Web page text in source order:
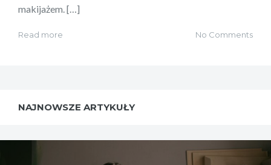
makijażem. […]
Read more No Comments
NAJNOWSZE ARTYKUŁY